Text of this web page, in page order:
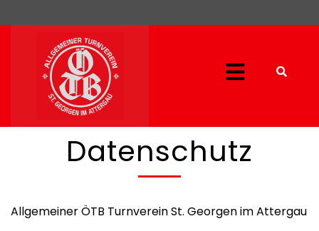
Datenschutz
Allgemeiner ÖTB Turnverein St. Georgen im Attergau